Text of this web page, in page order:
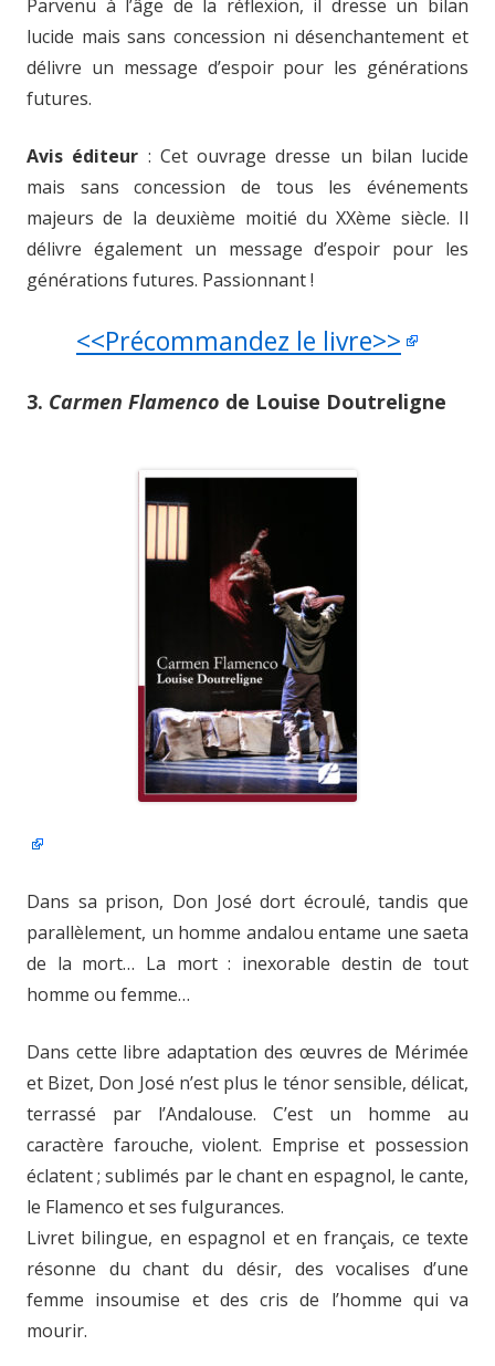
Parvenu à l’âge de la réflexion, il dresse un bilan
lucide mais sans concession ni désenchantement et
délivre un message d’espoir pour les générations
futures.
Avis éditeur : Cet ouvrage dresse un bilan lucide
mais sans concession de tous les événements
majeurs de la deuxième moitié du XXème siècle. Il
délivre également un message d’espoir pour les
générations futures. Passionnant !
<<Précommandez le livre>>
3. Carmen Flamenco de Louise Doutreligne
Dans sa prison, Don José dort écroulé, tandis que
parallèlement, un homme andalou entame une saeta
de la mort… La mort : inexorable destin de tout
homme ou femme…
Dans cette libre adaptation des œuvres de Mérimée
et Bizet, Don José n’est plus le ténor sensible, délicat,
terrassé par l’Andalouse. C’est un homme au
caractère farouche, violent. Emprise et possession
éclatent ; sublimés par le chant en espagnol, le cante,
le Flamenco et ses fulgurances.
Livret bilingue, en espagnol et en français, ce texte
résonne du chant du désir, des vocalises d’une
femme insoumise et des cris de l’homme qui va
mourir.